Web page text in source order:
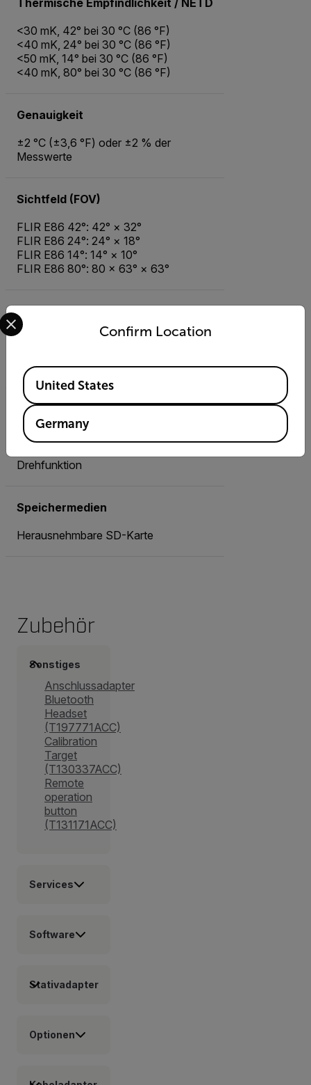
<30 mK, 42° bei 30 °C (86 °F)
<40 mK, 24° bei 30 °C (86 °F)
<50 mK, 14° bei 30 °C (86 °F)
<40 mK, 80° bei 30 °C (86 °F)
Genauigkeit
±2 °C (±3,6 °F) oder ±2 % der
Messwerte
Sichtfeld (FOV)
FLIR E86 42°: 42° × 32°
FLIR E86 24°: 24° × 18°
FLIR E86 14°: 14° × 10°
FLIR E86 80°: 80 × 63° × 63°
Digitalkamera
5 MP, mit integrierter LED-
80° Objektive verwendet werden
Display
4-Zoll-LCD-Touchscreen mit
Drehfunktion
Speichermedien
Herausnehmbare SD-Karte
Zubehör
Sonstiges
Anschlussadapter
Bluetooth
Headset
(T197771ACC)
Calibration
Target
(T130337ACC)
Remote
operation
button
(T131171ACC)
Services
Software
Stativadapter
Optionen
Confirm Location
Select your preferred country and language from the
Available Locations
United States
Germany